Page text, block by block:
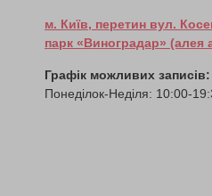
м. Київ, перетин вул.
парк «Виноградар» (алея
Графік можливих записів:
Понеділок-Неділя: 10:00-